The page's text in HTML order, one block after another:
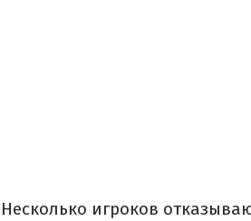
Несколько игроков